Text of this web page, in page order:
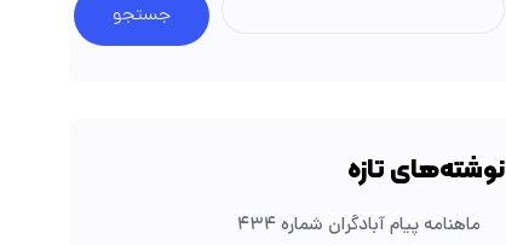
جستجو
نوشته‌های تازه
ماهنامه پیام آبادگران شماره ۴۳۴